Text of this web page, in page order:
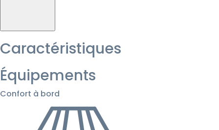
Caractéristiques
Équipements
Confort à bord